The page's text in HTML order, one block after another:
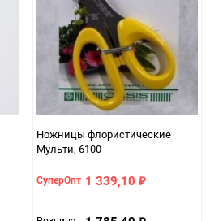
Ножницы флористические
Мульти, 6100
СуперОпт 1 339,10 ₽